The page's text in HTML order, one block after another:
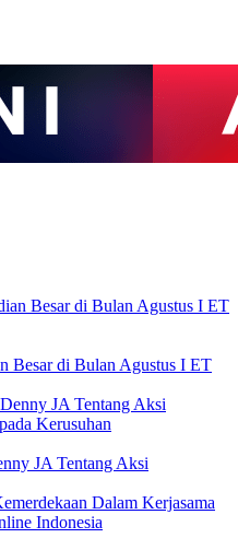
Besar di Bulan Agustus I ET
JA Tentang Aksi